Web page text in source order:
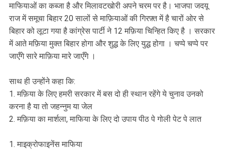
माफियाओं का कब्जा है और मिलावटखोरी अपने चरम पर है। भाजपा जदयू
राज में समूचा बिहार 20 सालों से माफ़ियाओं की गिरफ़्त में है चारों ओर से
बिहार को लूटा गया है कांग्रेस पार्टी ने 12 मफ़िया चिन्हित किए है । सरकार
में आते मफ़िया मुक्त बिहार होगा और शुद्ध के लिए युद्ध होगा । चप्पे चप्पे पर
जाएँगे सारे माफ़िया मारे जाएँगे ।
साथ ही उन्होंने कहा कि:
1. मफ़िया के लिए हमरी सरकार में बस दो ही स्थान रहेंगे ये चुनाव उनको
करना है या तो जहन्नुम या जेल
2. मफ़िया का मार्शला, माफिया के लिए दो उपाय पीठ पे गोली पेट पे लात
1. माइक्रोफाइनेंस माफिया